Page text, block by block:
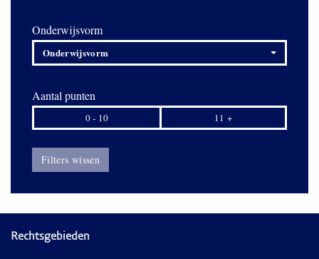
Onderwijsvorm
Onderwijsvorm
Aantal punten
0 - 10 11 +
Filters wissen
Rechtsgebieden